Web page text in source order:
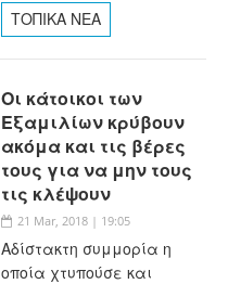
ΤΟΠΙΚΑ ΝΕΑ
Οι κάτοικοι των
Εξαμιλίων κρύβουν
ακόμα και τις βέρες
τους για να μην τους
τις κλέψουν
21 Mar, 2018 | 19:05
Αδίστακτη συμμορία η
οποία χτυπούσε και